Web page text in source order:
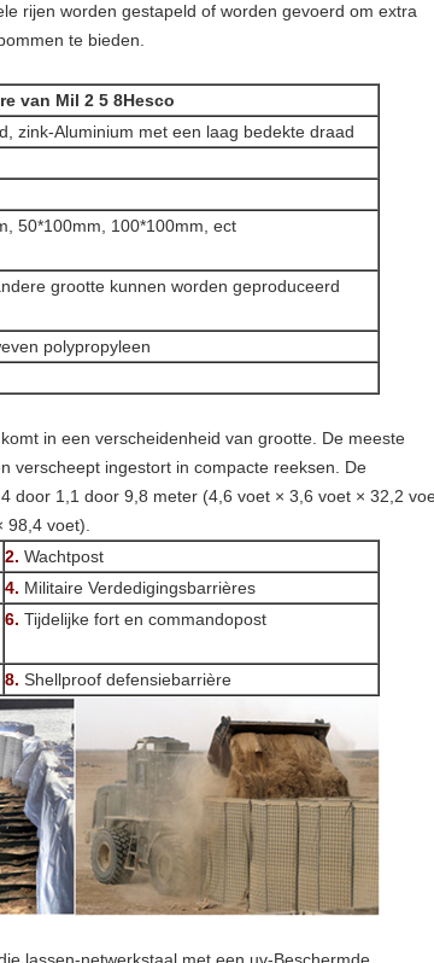
rijen worden gestapeld of worden gevoerd om extra
te bieden.
van Mil 2 5 8Hesco
zink-Aluminium met een laag bedekte draad
50*100mm, 100*100mm, ect
grootte kunnen worden geproduceerd
polypropyleen
komt in een verscheidenheid van grootte. De meeste
verscheept ingestort in compacte reeksen. De
door 1,1 door 9,8 meter (4,6 voet × 3,6 voet × 32,2
voet).
2. Wachtpost
4. Militaire Verdedigingsbarrières
6. Tijdelijke fort en commandopost
8. Shellproof defensiebarrière